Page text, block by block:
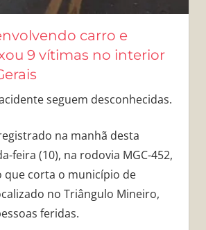
carro e
9 vítimas no interior
seguem desconhecidas.
na manhã desta
feira (10), na rodovia MGC-452,
que corta o município de
no Triângulo Mineiro,
feridas.